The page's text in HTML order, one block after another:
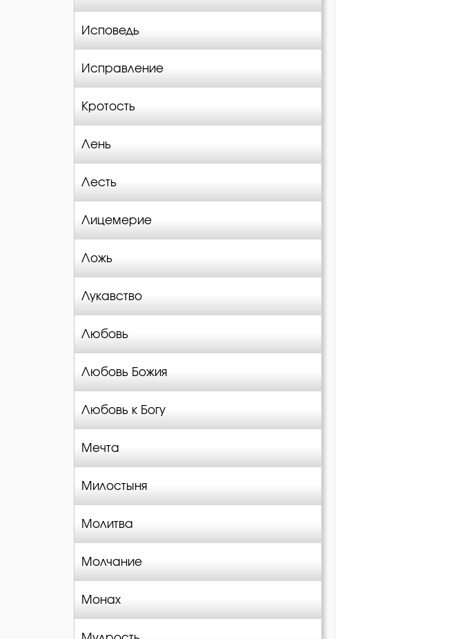
Исповедь
Исправление
Кротость
Лень
Лесть
Лицемерие
Ложь
Лукавство
Любовь
Любовь Божия
Любовь к Богу
Мечта
Милостыня
Молитва
Молчание
Монах